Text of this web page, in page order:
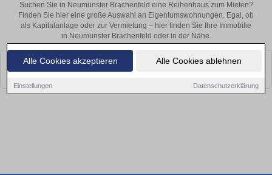
Alle Cookies akzeptieren Alle Cookies ablehnen
Einstellungen Datenschutzerklärung
Suchen Sie in Neumünster Brachenfeld eine Reihenhaus zum Mieten?
Finden Sie hier eine große Auswahl an Eigentumswohnungen. Egal, ob
als Kapitalanlage oder zur Vermietung – hier finden Sie Ihre Immobilie
in Neumünster Brachenfeld oder in der Nähe.
Leider konnten wir derzeit keine passenden Objekte finden. Schauen Sie
bald wieder vorbei!